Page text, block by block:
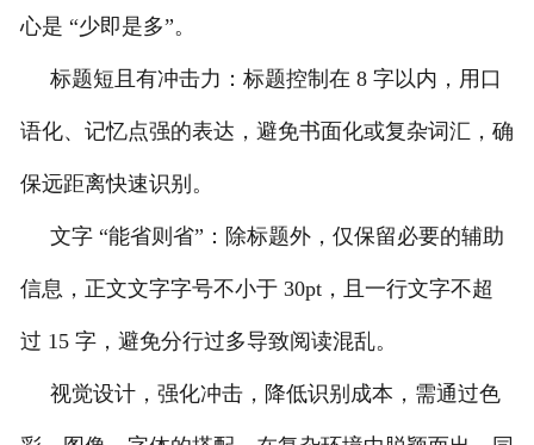
心是 “少即是多”。
标题短且有冲击力：标题控制在 8 字以内，用口
语化、记忆点强的表达，避免书面化或复杂词汇，确
保远距离快速识别。
文字 “能省则省”：除标题外，仅保留必要的辅助
信息，正文文字字号不小于 30pt，且一行文字不超
过 15 字，避免分行过多导致阅读混乱。
视觉设计，强化冲击，降低识别成本，需通过色